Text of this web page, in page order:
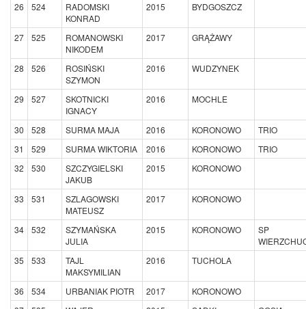
26 524
RADOMSKI
KONRAD
2015 BYDGOSZCZ
27 525
ROMANOWSKI
NIKODEM
2017 GRĄŻAWY
28 526
ROSIŃSKI
SZYMON
2016 WUDZYNEK
29 527
SKOTNICKI
IGNACY
2016 MOCHLE
30 528 SURMA MAJA 2016 KORONOWO
TRIO
31
529 SURMA WIKTORIA 2016 KORONOWO
TRIO
32
530
SZCZYGIELSKI
JAKUB
2015 KORONOWO
33 531
SZLAGOWSKI
MATEUSZ
2017 KORONOWO
34 532
SZYMAŃSKA
JULIA
2015 KORONOWO
SP
35
533
TAJL
MAKSYMILIAN
2016 TUCHOLA
36 534 URBANIAK PIOTR 2017
KORONOWO